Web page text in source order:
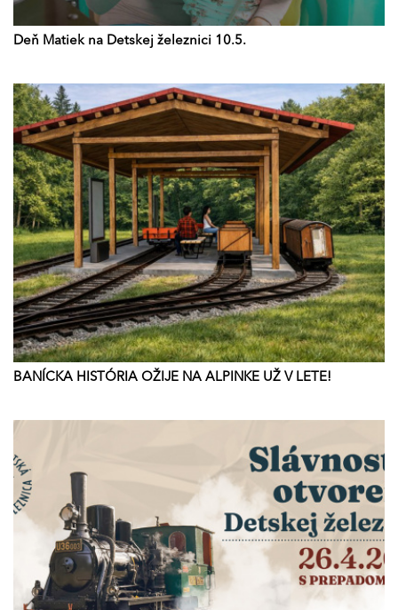
Deň Matiek na Detskej železnici 10.5.
BANÍCKA HISTÓRIA OŽIJE NA ALPINKE UŽ V LETE!